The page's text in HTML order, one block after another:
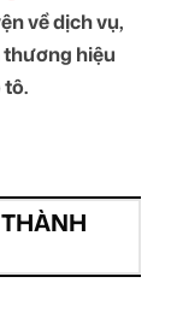
về dịch vụ,
hiệu